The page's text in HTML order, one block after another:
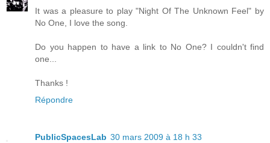
It was a pleasure to play "Night Of The Unknown Feel" by
No One, I love the song.
Do you happen to have a link to No One? I couldn't find
one...
Thanks !
Répondre
PublicSpacesLab 30 mars 2009 à 18 h 33